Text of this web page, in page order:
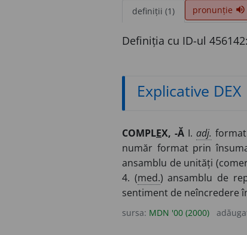
definiții (1) pronunție volume_up
Definiția cu ID-ul 456142:
Explicative DEX
COMPLEX, -Ă I.adj.
număr format prin
ansamblu de unități
4. (med.) ansamblu de
sentiment de neîncredere
sursa: MDN '00 (2000)